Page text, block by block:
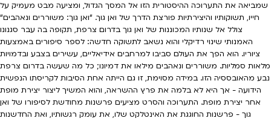
שמביאה את התערוכה ההיסטורית הזו אל המסך הגדול, ומציעה מבט מעמיק על
חייו, תשוקותיו והיצירתיות פורצת הדרך של ואן גוך. "ואן גוך: משוררים ונאהבים"
צולל אל שנותיו המכוננות של ואן גוך בדרום צרפת, תקופה בה עבר סגנונו
האמנותי שינוי רדיקלי והוא נשאב לתשוקה חדשה: לספר סיפורים באמצעות
ציוריו. הוא הפך את העולם סביבו למרחבים אידיאליים, עשירים בצבע ובדמויות
מלאות סמליות. משוררים ונאהבים מילאו את דמיונו; כל מה שעשה בדרום צרפת
נבע מהאובססיה הזו. במידה מסוימת, זו גם הייתה אחת הסיבות לקריסתו הנפשית
הידועה - אך היא לא בלמה את פרץ ההשראה, והוא המשיך ליצור יצירת מופת
אחר יצירת מופת. התערוכה והסרט מציעים פרשנות מחודשת לסיפורו של ואן
גוך - פרשנות החוגגת את האינטלקט שלו, את עומק רגשותיו, ואת החדשנות